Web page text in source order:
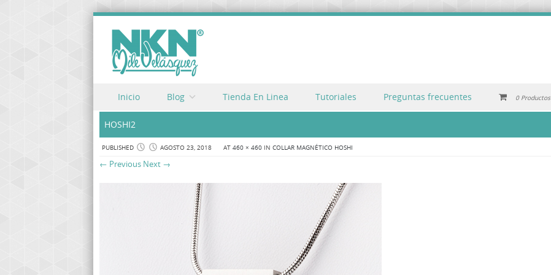
Menu
Skip to content
Inicio Blog Tienda En Linea Tutoriales Preguntas frecuentes 0 Productos
HOSHI2
PUBLISHED AGOSTO 23, 2018 AT 460 × 460 IN COLLAR MAGNÉTICO HOSHI
← Previous Next →